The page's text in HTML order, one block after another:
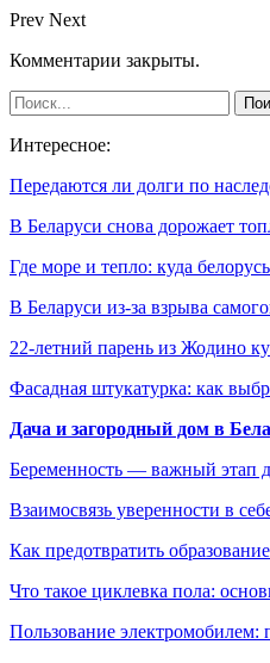
Prev Next
Комментарии закрыты.
Интересное:
Передаются ли долги по
В Беларуси снова дорожает
Где море и тепло: куда
В Беларуси из-за взрыва
22-летний парень из Жодино
Фасадная штукатурка: как
Дача и загородный дом в
Беременность — важный этап
Взаимосвязь уверенности в
Как предотвратить
Что такое циклевка пола:
Пользование электромобилем: